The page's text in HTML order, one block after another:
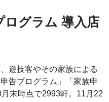
ログラム 導入店
遊技客やその家族による
告プログラム」「家族申
末時点で2993軒。11月22